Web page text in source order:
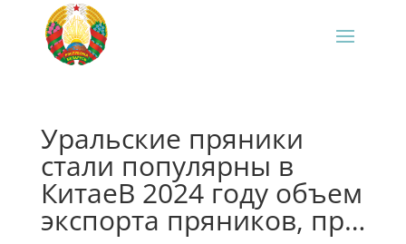
Уральские пряники
стали популярны в
КитаеВ 2024 году объем
экспорта пряников, пр…